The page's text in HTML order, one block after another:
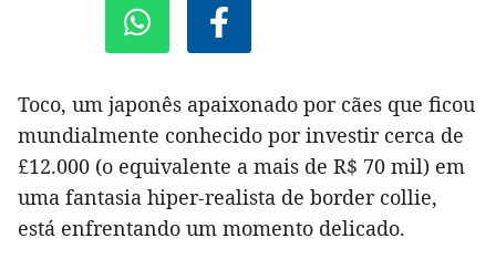
Toco, um japonês apaixonado por cães que ficou
mundialmente conhecido por investir cerca de
£12.000 (o equivalente a mais de R$ 70 mil) em
uma fantasia hiper-realista de border collie,
está enfrentando um momento delicado.